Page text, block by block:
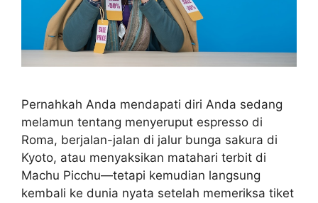
Pernahkah Anda mendapati diri Anda sedang
melamun tentang menyeruput espresso di
Roma, berjalan-jalan di jalur bunga sakura di
Kyoto, atau menyaksikan matahari terbit di
Machu Picchu—tetapi kemudian langsung
kembali ke dunia nyata setelah memeriksa tiket